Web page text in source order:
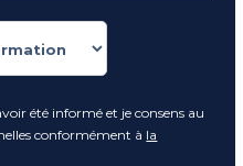
été informé et je consens au
conformément à la